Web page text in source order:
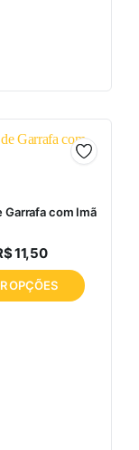
Garrafa com Imã
11,50
OPÇÕES